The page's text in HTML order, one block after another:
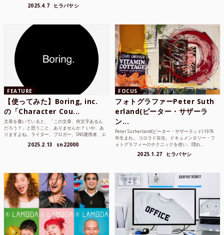
2025.4.7 ヒラバヤシ
FEATURE
【使ってみた】Boring, inc.
の「Character Cou...
文章を書いていると、「この文章、何文字あるん
だろう？」と思うこと、ありませんか？ いや、あ
りますよね。ライター、ブロガー、SNS運用者、エ
2025.2.13 sn22000
FOCUS
フォトグラファーPeter Suth
erland(ピーター・サザーラ
ン...
Peter Sutherland(ピーター・サザーランド) 1976
年生まれ。 コロラド在住。ドキュメンタリー・フ
ォトグラフィーのテクニックを使い、隠れ...
2025.1.27 ヒラバヤシ